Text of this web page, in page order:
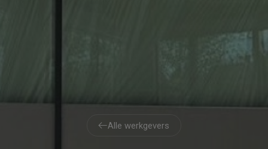
Alle werkgevers